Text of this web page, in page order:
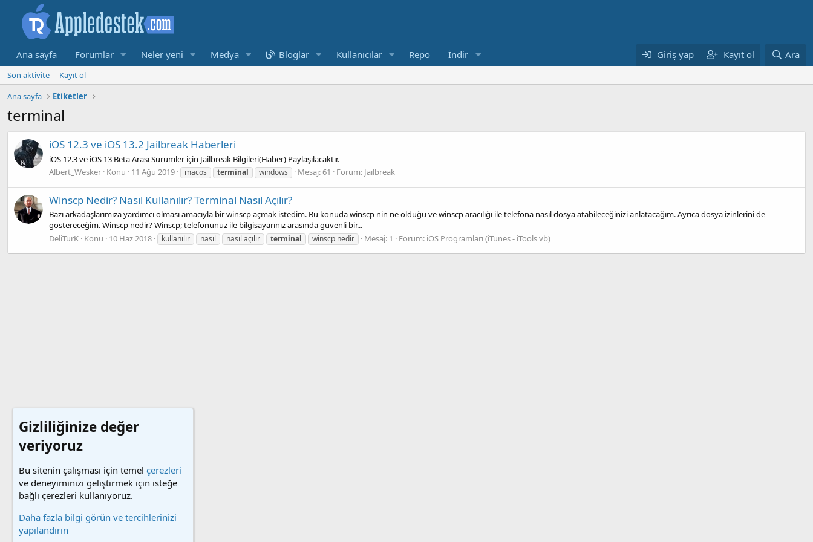
Ana sayfa Forumlar Neler yeni Medya Bloglar Kullanıcılar Repo İndir Giriş yap Kayıt ol Ara
Son aktivite
Kayıt ol
Ana sayfa
Etiketler
terminal
iOS 12.3 ve iOS 13.2 Jailbreak Haberleri
iOS 12.3 ve iOS 13 Beta Arası Sürümler için Jailbreak Bilgileri(Haber) Paylaşılacaktır.
Albert_Wesker Konu 11 Ağu 2019 macos terminal windows Mesaj: 61 Forum: Jailbreak
Winscp Nedir? Nasıl Kullanılır? Terminal Nasıl Açılır?
Bazı arkadaşlarımıza yardımcı olması amacıyla bir winscp açmak istedim. Bu konuda winscp nin ne olduğu ve winscp aracılığı ile telefona nasıl dosya atabileceğinizi anlatacağım. Ayrıca dosya izinlerini de
göstereceğim. Winscp nedir? Winscp; telefonunuz ile bilgisayarınız arasında güvenli bir...
DeliTurK Konu 10 Haz 2018 kullanılır nasıl nasıl açılır terminal winscp nedir Mesaj: 1 Forum: iOS Programları (iTunes - iTools vb)
Gizliliğinize değer
veriyoruz
Bu sitenin çalışması için temel çerezleri
ve deneyiminizi geliştirmek için isteğe
bağlı çerezleri kullanıyoruz.
Daha fazla bilgi görün ve tercihlerinizi
yapılandırın